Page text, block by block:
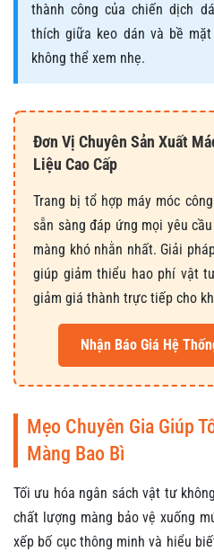
thành công của chiến dịch
thích giữa keo dán và bề
không thể xem nhẹ.
Đơn Vị Chuyên Sản Xuất
Liệu Cao Cấp
Trang bị tổ hợp máy móc
sẵn sàng đáp ứng mọi yêu
màng khó nhằn nhất. Giải
giúp giảm thiểu hao phí vật
giảm giá thành trực tiếp cho
Nhận Báo Giá Hệ
Mẹo Chuyên Gia Giúp
Màng Bao Bì
Tối ưu hóa ngân sách vật tư
chất lượng màng bảo vệ xuống
xếp bố cục thông minh và hiểu